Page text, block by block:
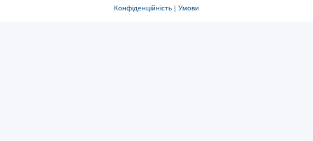
Конфіденційність | Умови